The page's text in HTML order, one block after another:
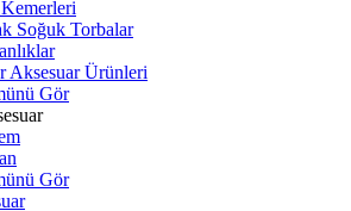
Soğuk Torbalar
Aksesuar Ürünleri
Gör
Gör